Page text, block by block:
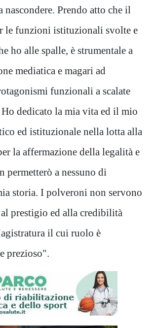
nascondere. Prendo atto che il
le funzioni istituzionali svolte e
ho alle spalle, è strumentale a
mediatica e magari ad
funzionali a scalate
dedicato la mia vita ed il mio
ed istituzionale nella lotta alla
la affermazione della legalità e
permetterò a nessuno di
storia. I polveroni non servono
prestigio ed alla credibilità
il cui ruolo è
prezioso".